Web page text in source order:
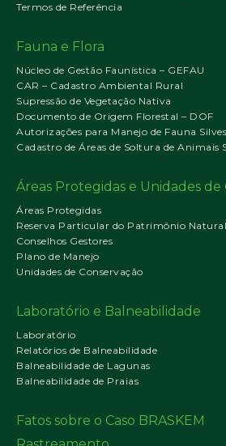
Termos de Referência
Fauna e Flora
Núcleo de Gestão Faunística – GEFAU
CAR – Cadastro Ambiental Rural
Supressão de Vegetação Nativa
Documento de Origem Florestal – DOF
Autorizações para Manejo de Fauna
Cadastro de Áreas de Soltura de Animais
Áreas Protegidas e Unidades de
Áreas Protegidas
Reserva Particular do Patrimônio
Conselhos Gestores
Plano de Manejo
Unidades de Conservação
Laboratório e Balneabilidade
Laboratório
Relatórios de Balneabilidade
Balneabilidade de Lagunas
Balneabilidade de Praias
Fatos sobre o Caso BRASKEM